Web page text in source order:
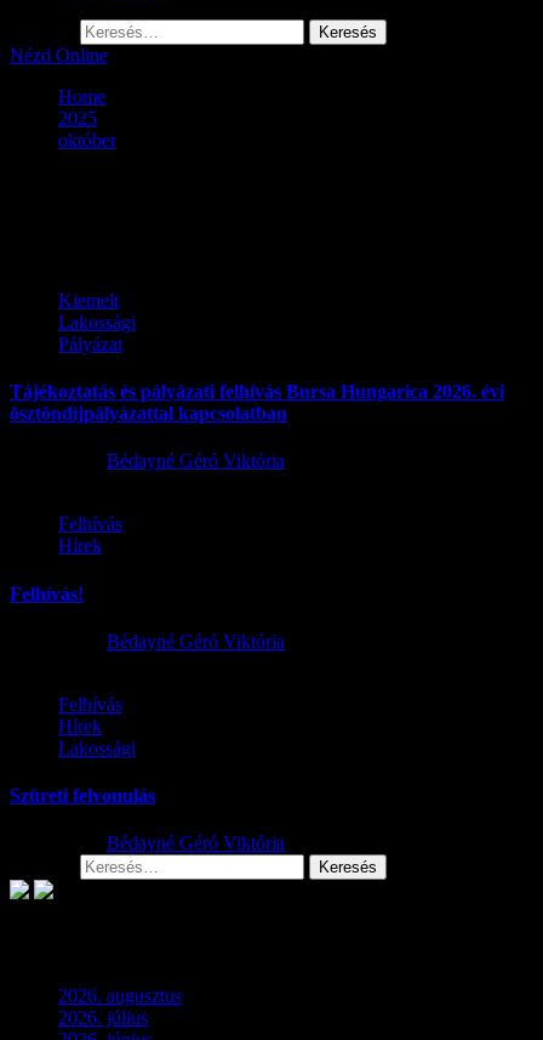
Nézd Online
Home
2025
október
Kiemelt
Lakossági
Pályázat
Tájékoztatás és pályázati felhívás Bursa Hungarica 2026. évi
ösztöndíjpályázattal kapcsolatban
Bédayné Géró Viktória
Felhívás
Hírek
Felhívás!
Bédayné Géró Viktória
Felhívás
Hírek
Lakossági
Szüreti felvonulás
Bédayné Géró Viktória
2026. augusztus
2026. július